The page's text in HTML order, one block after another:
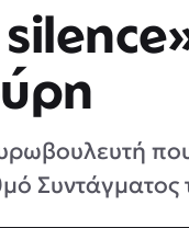
Συντάγματος